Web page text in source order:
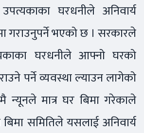
घरधनीले अनिवार्य
गराउनुपर्ने भएको छ । सरकारले
घरधनीले आफ्नो घरको
पर्ने व्यवस्था ल्याउन लागेको
न्यूनले मात्र घर बिमा गरेकाले
समितिले यसलाई अनिवार्य